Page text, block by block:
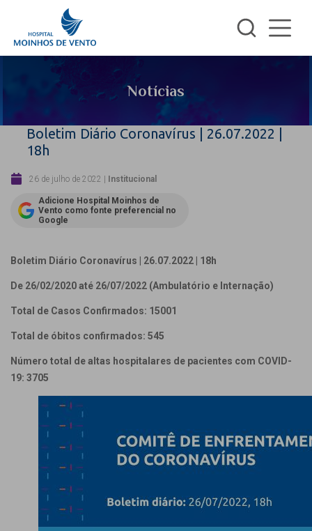
Notícias
Boletim Diário Coronavírus | 26.07.2022 |
18h
26 de julho de 2022 | Institucional
Adicione Hospital Moinhos de
Vento como fonte preferencial no
Google
Boletim Diário Coronavírus | 26.07.2022 | 18h
De 26/02/2020 até 26/07/2022 (Ambulatório e Internação)
Total de Casos Confirmados: 15001
Total de óbitos confirmados: 545
Número total de altas hospitalares de pacientes com COVID-
19: 3705